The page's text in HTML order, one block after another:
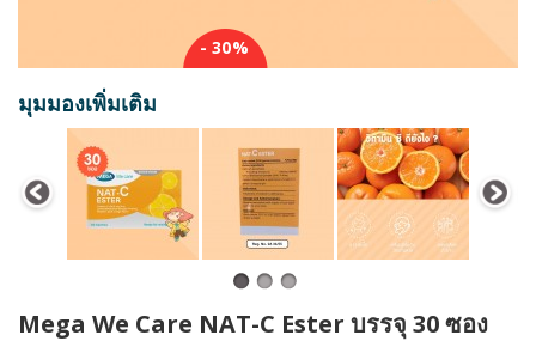
- 30%
มุมมองเพิ่มเติม
Mega We Care NAT-C Ester บรรจุ 30 ซอง